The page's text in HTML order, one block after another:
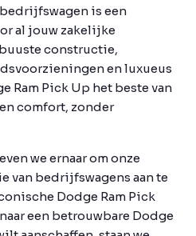
is een
al jouw zakelijke
constructie,
en luxueus
Ram Pick Up het beste van
comfort, zonder
we ernaar om onze
van bedrijfswagens aan te
Dodge Ram Pick
een betrouwbare Dodge